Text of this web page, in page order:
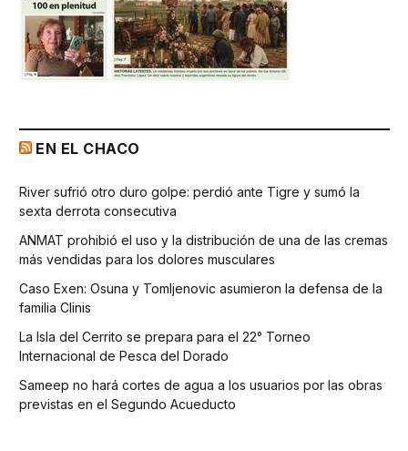
EN EL CHACO
River sufrió otro duro golpe: perdió ante Tigre y sumó la
sexta derrota consecutiva
ANMAT prohibió el uso y la distribución de una de las cremas
más vendidas para los dolores musculares
Caso Exen: Osuna y Tomljenovic asumieron la defensa de la
familia Clinis
La Isla del Cerrito se prepara para el 22° Torneo
Internacional de Pesca del Dorado
Sameep no hará cortes de agua a los usuarios por las obras
previstas en el Segundo Acueducto